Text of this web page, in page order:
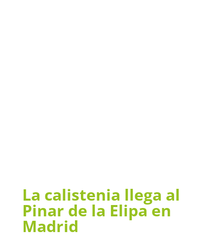
La calistenia llega al
Pinar de la Elipa en
Madrid